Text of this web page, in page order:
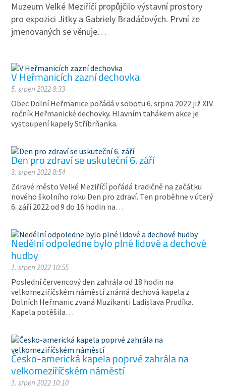
Muzeum Velké Meziříčí propůjčilo výstavní prostory
pro expozici Jitky a Gabriely Bradáčových. První ze
jmenovaných se věnuje…
V Heřmanicích zazní dechovka
5. srpen 2022 8:33
Obec Dolní Heřmanice pořádá v sobotu 6. srpna 2022 již XIV.
ročník Heřmanické dechovky. Hlavním tahákem akce je
vystoupení kapely Stříbrňanka.
Den pro zdraví se uskuteční 6. září
3. srpen 2022 8:54
Zdravé město Velké Meziříčí pořádá tradičně na začátku
nového školního roku Den pro zdraví. Ten proběhne v úterý
6. září 2022 od 9 do 16 hodin na…
Nedělní odpoledne bylo plné lidové a dechové
hudby
1. srpen 2022 10:55
Poslední červencový den zahrála od 18 hodin na
velkomeziříčském náměstí známá dechová kapela z
Dolních Heřmanic zvaná Muzikanti Ladislava Prudíka.
Kapela potěšila…
Česko-americká kapela poprvé zahrála na
velkomeziříčském náměstí
1. srpen 2022 10:10